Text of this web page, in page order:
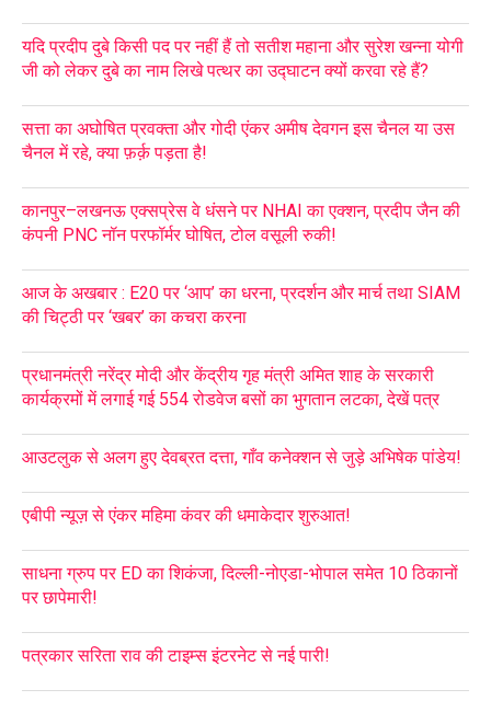
यदि प्रदीप दुबे किसी पद पर नहीं हैं तो सतीश महाना और सुरेश खन्ना योगी
जी को लेकर दुबे का नाम लिखे पत्थर का उद्घाटन क्यों करवा रहे हैं?
सत्ता का अघोषित प्रवक्ता और गोदी एंकर अमीष देवगन इस चैनल या उस
चैनल में रहे, क्या फ़र्क़ पड़ता है!
कानपुर–लखनऊ एक्सप्रेस वे धंसने पर NHAI का एक्शन, प्रदीप जैन की
कंपनी PNC नॉन परफॉर्मर घोषित, टोल वसूली रुकी!
आज के अखबार : E20 पर ‘आप’ का धरना, प्रदर्शन और मार्च तथा SIAM
की चिट्ठी पर ‘खबर’ का कचरा करना
प्रधानमंत्री नरेंद्र मोदी और केंद्रीय गृह मंत्री अमित शाह के सरकारी
कार्यक्रमों में लगाई गई 554 रोडवेज बसों का भुगतान लटका, देखें पत्र
आउटलुक से अलग हुए देवब्रत दत्ता, गाँव कनेक्शन से जुड़े अभिषेक पांडेय!
एबीपी न्यूज़ से एंकर महिमा कंवर की धमाकेदार शुरुआत!
साधना ग्रुप पर ED का शिकंजा, दिल्ली-नोएडा-भोपाल समेत 10 ठिकानों
पर छापेमारी!
पत्रकार सरिता राव की टाइम्स इंटरनेट से नई पारी!